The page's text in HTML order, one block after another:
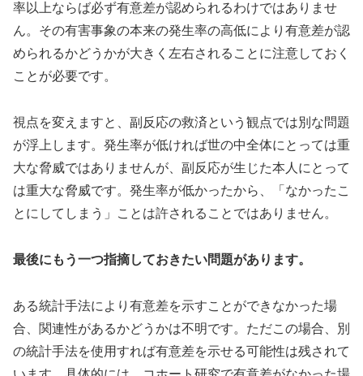
率以上ならば必ず有意差が認められるわけではありませ
ん。その有害事象の本来の発生率の高低により有意差が認
められるかどうかが大きく左右されることに注意しておく
ことが必要です。
視点を変えますと、副反応の救済という観点では別な問題
が浮上します。発生率が低ければ世の中全体にとっては重
大な脅威ではありませんが、副反応が生じた本人にとって
は重大な脅威です。発生率が低かったから、「なかったこ
とにしてしまう」ことは許されることではありません。
最後にもう一つ指摘しておきたい問題があります。
ある統計手法により有意差を示すことができなかった場
合、関連性があるかどうかは不明です。ただこの場合、別
の統計手法を使用すれば有意差を示せる可能性は残されて